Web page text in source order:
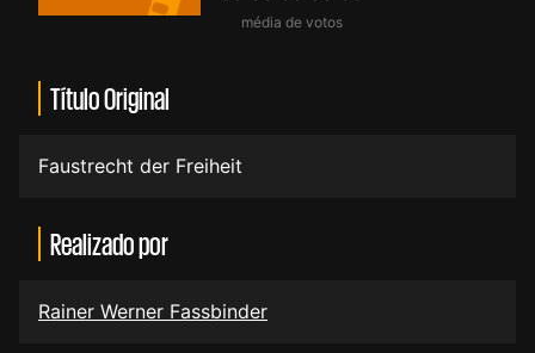
média de votos
Título Original
Faustrecht der Freiheit
Realizado por
Rainer Werner Fassbinder